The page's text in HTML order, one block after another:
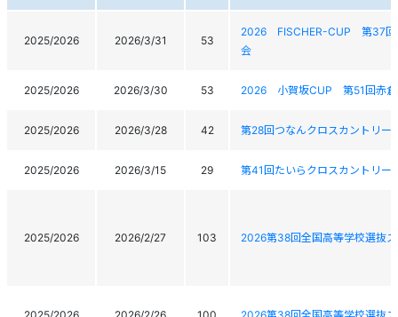
2025/2026 2026/3/31 53
2026 FISCHER-CUP 第37回
会
2025/2026 2026/3/30 53 2026 小賀坂CUP 第51回赤倉
2025/2026 2026/3/28 42 第28回つなんクロスカントリー
2025/2026 2026/3/15 29 第41回たいらクロスカントリー
2025/2026 2026/2/27 103 2026第38回全国高等学校選抜